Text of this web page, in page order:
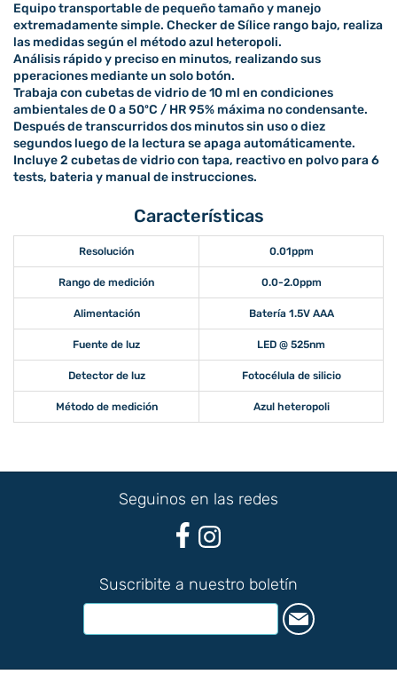
Equipo transportable de pequeño tamaño y manejo
extremadamente simple. Checker de Sílice rango bajo, realiza
las medidas según el método azul heteropoli.
Análisis rápido y preciso en minutos, realizando sus
pperaciones mediante un solo botón.
Trabaja con cubetas de vidrio de 10 ml en condiciones
ambientales de 0 a 50ºC / HR 95% máxima no condensante.
Después de transcurridos dos minutos sin uso o diez
segundos luego de la lectura se apaga automáticamente.
Incluye 2 cubetas de vidrio con tapa, reactivo en polvo para 6
tests, bateria y manual de instrucciones.
Características
Resolución 0.01ppm
Rango de medición 0.0-2.0ppm
Alimentación Batería 1.5V AAA
Fuente de luz LED @ 525nm
Detector de luz Fotocélula de silicio
Método de medición Azul heteropoli
Seguinos en las redes
Suscribite a nuestro boletín